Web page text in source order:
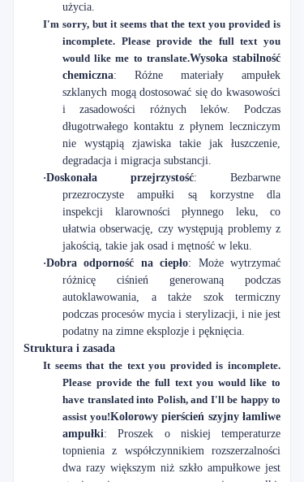
użycia.
I'm sorry, but it seems that the text you provided is
incomplete. Please provide the full text you
would like me to translate.Wysoka stabilność
chemiczna: Różne materiały ampułek
szklanych mogą dostosować się do kwasowości
i zasadowości różnych leków. Podczas
długotrwałego kontaktu z płynem leczniczym
nie wystąpią zjawiska takie jak łuszczenie,
degradacja i migracja substancji.
·Doskonała przejrzystość: Bezbarwne
przezroczyste ampułki są korzystne dla
inspekcji klarowności płynnego leku, co
ułatwia obserwację, czy występują problemy z
jakością, takie jak osad i mętność w leku.
·Dobra odporność na ciepło: Może wytrzymać
różnicę ciśnień generowaną podczas
autoklawowania, a także szok termiczny
podczas procesów mycia i sterylizacji, i nie jest
podatny na zimne eksplozje i pęknięcia.
Struktura i zasada
It seems that the text you provided is incomplete.
Please provide the full text you would like to
have translated into Polish, and I'll be happy to
assist you!Kolorowy pierścień szyjny łamliwe
ampułki: Proszek o niskiej temperaturze
topnienia z współczynnikiem rozszerzalności
dwa razy większym niż szkło ampułkowe jest